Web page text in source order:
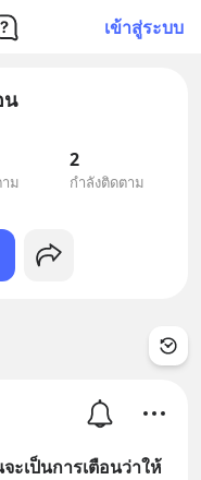
เข้าสู่ระบบ
ม
2
กำลังติดตาม
ะเป็นการเตือนว่าให้